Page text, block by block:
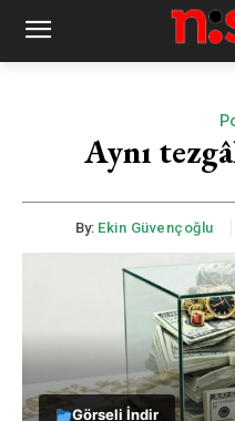
Aynı
By: Ekin Güvençoğlu
Görseli İndir